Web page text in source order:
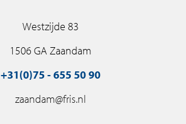
Westzijde 83
1506 GA Zaandam
+31(0)75 - 655 50 90
zaandam@fris.nl